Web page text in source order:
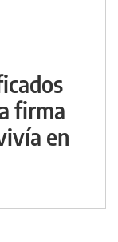
firma
en